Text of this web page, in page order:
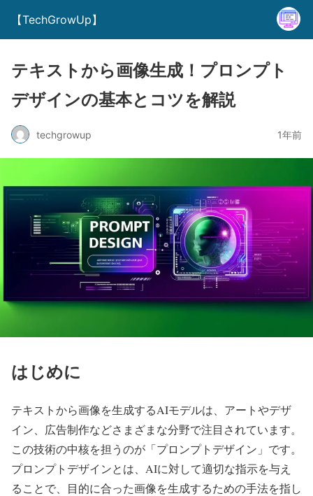
【TechGrowUp】
テキストから画像生成！プロンプト
デザインの基本とコツを解説
techgrowup 1年前
はじめに
テキストから画像を生成するAIモデルは、アートやデザ
イン、広告制作などさまざまな分野で注目されています。
この技術の中核を担うのが「プロンプトデザイン」です。
プロンプトデザインとは、AIに対して適切な指示を与え
ることで、目的に合った画像を生成するための手法を指し